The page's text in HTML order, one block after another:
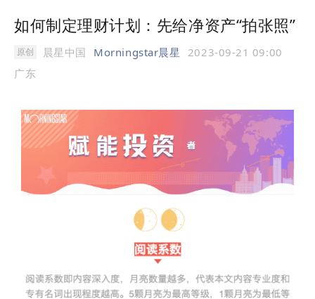
如何制定理财计划：先给净资产“拍张照”
原创 晨星中国 Morningstar晨星
2023-09-21 09:00
广东